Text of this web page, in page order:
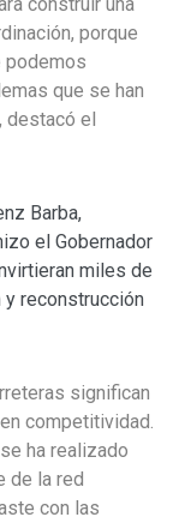
porque
podemos
que se han
destacó el
Barba,
el Gobernador
miles de
reconstrucción
significan
competitividad.
ha realizado
de la red
con las